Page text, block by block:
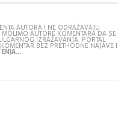
AUTORA I NE ODRAŽAVAJU
AUTORE KOMENTARA DA SE
IZRAŽAVANJA. PORTAL
BEZ PRETHODNE NAJAVE I